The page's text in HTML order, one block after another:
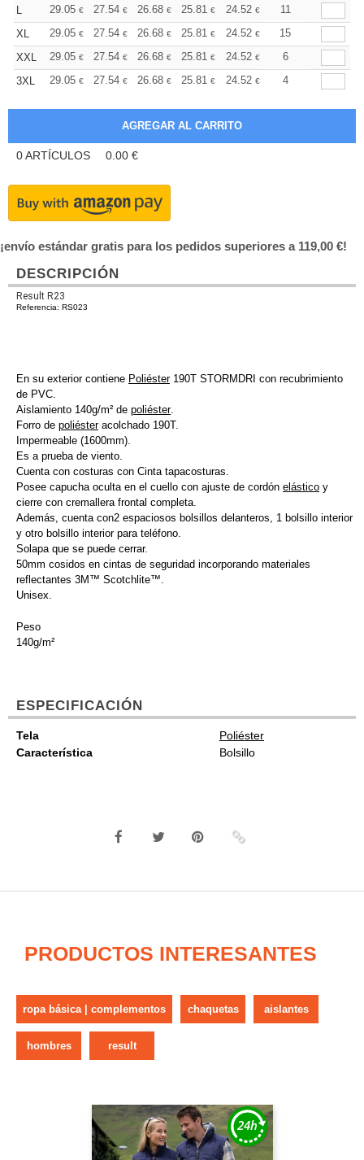
L
29.05 € 27.54 € 26.68 € 25.81 € 24.52 € 23.88
11
XL
29.05 € 27.54 € 26.68 € 25.81 € 24.52 € 23.88
15
XXL
29.05 € 27.54 € 26.68 € 25.81 € 24.52 € 23.88
6
3XL
29.05 € 27.54 € 26.68 € 25.81 € 24.52 € 23.88
4
0ARTÍCULOS 0.00 €
¡envío estándar gratis para los pedidos superiores a 119,00 €!
DESCRIPCIÓN
Result R23
Referencia: RS023
En su exterior contiene Poliéster190T STORMDRI con recubrimiento
de PVC.
Aislamiento 140g/m² de poliéster.
Forro de poliésteracolchado 190T.
Impermeable (1600mm).
Es a prueba de viento.
Cuenta con costuras con Cinta tapacosturas.
Posee capucha oculta en el cuello con ajuste de cordón elástico y
cierre con cremallera frontal completa.
Además, cuenta con2 espaciosos bolsillos delanteros, 1 bolsillo interior
y otro bolsillo interior para teléfono.
Solapa que se puede cerrar.
50mm cosidos en cintas de seguridad incorporando materiales
reflectantes 3M™ Scotchlite™.
Unisex.
Peso
140g/m²
ESPECIFICACIÓN
Tela
Poliéster
Característica
Bolsillo
PRODUCTOS INTERESANTES
ropa básica | complementos chaquetas aislantes
hombres result